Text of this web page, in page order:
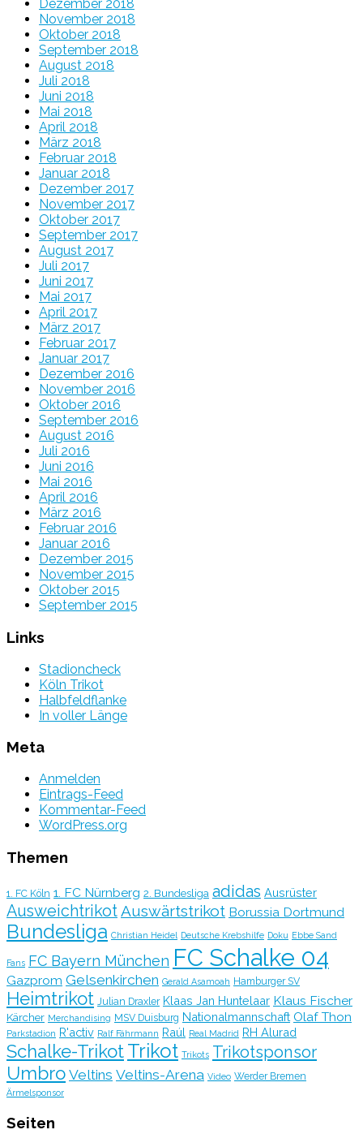
Dezember 2018
November 2018
Oktober 2018
September 2018
August 2018
Juli 2018
Juni 2018
Mai 2018
April 2018
März 2018
Februar 2018
Januar 2018
Dezember 2017
November 2017
Oktober 2017
September 2017
August 2017
Juli 2017
Juni 2017
Mai 2017
April 2017
März 2017
Februar 2017
Januar 2017
Dezember 2016
November 2016
Oktober 2016
September 2016
August 2016
Juli 2016
Juni 2016
Mai 2016
April 2016
März 2016
Februar 2016
Januar 2016
Dezember 2015
November 2015
Oktober 2015
September 2015
Links
Stadioncheck
Köln Trikot
Halbfeldflanke
In voller Länge
Meta
Anmelden
Eintrags-Feed
Kommentar-Feed
WordPress.org
Themen
1. FC Köln 1. FC Nürnberg 2. Bundesliga adidas Ausrüster
AusweichtrikotAuswärtstrikot Borussia Dortmund
Bundesliga Christian Heidel Deutsche Krebshilfe Doku Ebbe Sand
Fans FC Bayern München FC Schalke 04
Gazprom Gelsenkirchen Gerald Asamoah Hamburger SV
Heimtrikot Julian Draxler Klaas Jan Huntelaar Klaus Fischer
Kärcher Merchandising MSV Duisburg Nationalmannschaft Olaf Thon
Parkstadion R'activ Ralf Fährmann Raúl Real Madrid RH Alurad
Schalke-TrikotTrikot Trikots Trikotsponsor
Umbro Veltins Veltins-Arena Video Werder Bremen
Ärmelsponsor
Seiten